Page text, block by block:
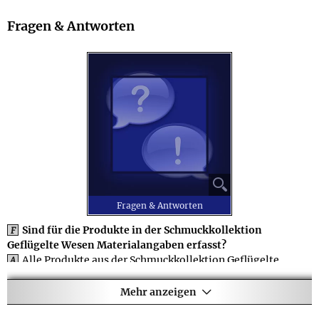
Fragen & Antworten
⚲
Fragen & Antworten
F
Sind für die Produkte in der Schmuckkollektion
Geflügelte Wesen Materialangaben erfasst?
A
Alle Produkte aus der Schmuckkollektion Geflügelte
Wesen besitzen im Detailbereich der jeweiligen Produktseite
natürlich eine Materialangabe. Wenn es sich bei dem Artikel
um ein Schmuckstück handelt, finden Sie hier z.B. Angaben
Mehr anzeigen